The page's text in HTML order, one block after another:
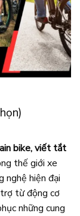
bike, viết tắt
thế giới xe
nghệ hiện đại
từ động cơ
những cung